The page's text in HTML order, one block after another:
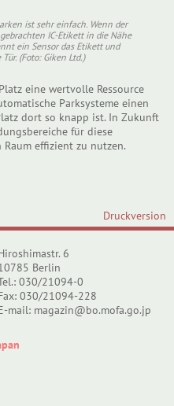
ist sehr einfach. Wenn der
IC-Etikett in die Nähe
ein Sensor das Etikett und
(Foto: Giken Ltd.)
eine wertvolle Ressource
Parksysteme einen
dort so knapp ist. In Zukunft
für diese
effizient zu nutzen.
Druckversion
6
Berlin
030/21094-0
030/21094-228
mail: magazin@bo.mofa.go.jp